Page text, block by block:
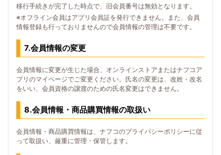
移行手続きが完了した時点で、旧会員番号は無効となります。
※オフライン会員はアプリ会員証を発行できません。また、会員
情報登録も行っておりませんので会員情報の管理は不要です。
7.会員情報の変更
会員情報に変更が生じた場合、オンラインストアまたはナフコア
プリのマイページでご変更ください。氏名の変更は、改姓・改名
をいい、会員資格の譲渡のための氏名変更はできません。
8.会員情報・商品購買情報の取扱い
会員情報・商品購買情報は、ナフコのプライバシーポリシーに従
って取扱い、厳重に管理・保管します。